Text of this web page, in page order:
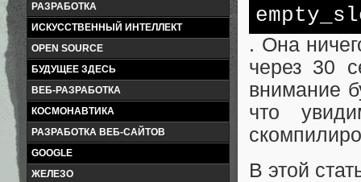
РАЗРАБОТКА
ИСКУССТВЕННЫЙ ИНТЕЛЛЕКТ
OPEN SOURCE
БУДУЩЕЕ ЗДЕСЬ
ВЕБ-РАЗРАБОТКА
КОСМОНАВТИКА
РАЗРАБОТКА ВЕБ-САЙТОВ
GOOGLE
ЖЕЛЕЗО
. Она
через 30
внимание
что
В этой